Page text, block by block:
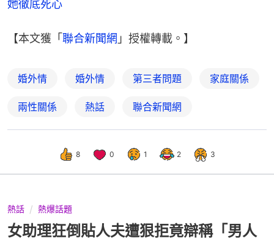
她徹底死心
【本文獲「 聯合新聞網 」授權轉載。】
婚外情 婚外情 第三者問題 家庭關係
兩性關係 熱話 聯合新聞網
8 0 1 2 3
熱話 熱爆話題
女助理狂倒貼人夫遭狠拒竟辯稱「男人